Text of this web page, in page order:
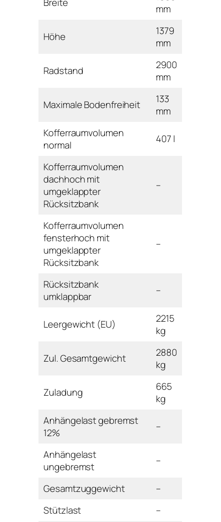
mm
Höhe
1379
mm
Radstand
2900
mm
Maximale Bodenfreiheit
133
mm
Kofferraumvolumen
normal
407 l
Kofferraumvolumen
dachhoch mit
umgeklappter
Rücksitzbank
–
Kofferraumvolumen
fensterhoch mit
umgeklappter
Rücksitzbank
–
Rücksitzbank
umklappbar
–
Leergewicht (EU)
2215
kg
Zul. Gesamtgewicht
2880
kg
Zuladung
665
kg
Anhängelast gebremst
12%
–
Anhängelast
ungebremst
–
Gesamtzuggewicht
–
Stützlast
–